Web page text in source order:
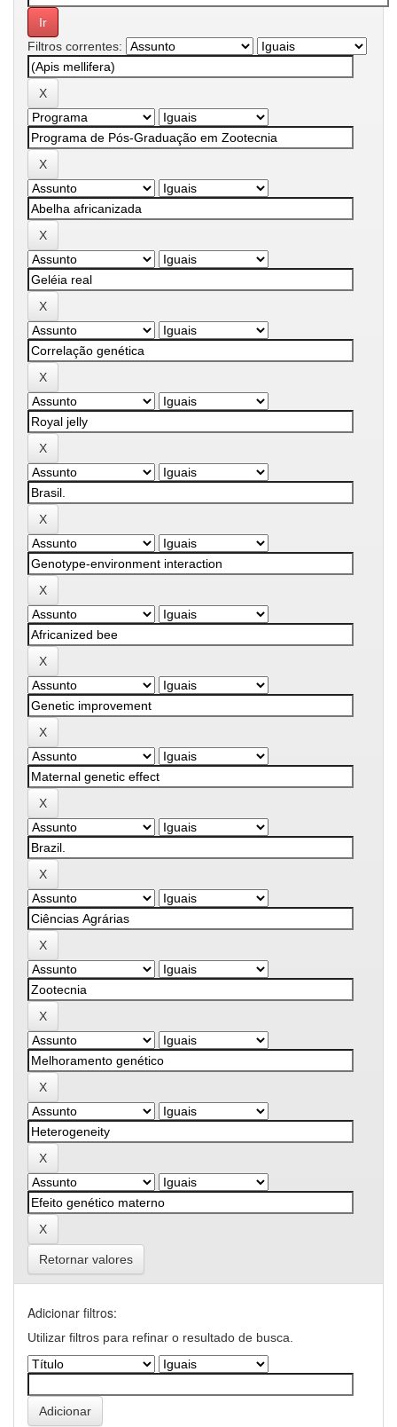
Filtros correntes:
Retornar valores
Adicionar filtros:
Utilizar filtros para refinar o resultado de busca.